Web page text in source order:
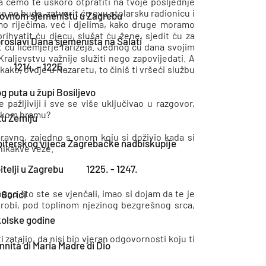
sjemeništu u Zagrebu
Dana sjemeništa na Šalati
1214. - 1225.
puta u župi Bosiljevo
Zemlju
vijeća Zagrebačke nadbiskupije
u Zagrebu 1225. - 1247.
godine
di Maria Madre di Dio
ne bude, zatvorit ću ovu stolarsku radionicu i
riječima, već i djelima, kako druge moramo
ću djecu, slušat ću žene, sjedit ću za
licemjerje farizeja. Jednog ću dana svojim
važnije služiti nego zapovijedati. A
ovdje u Nazaretu, to činiš ti vršeći službu
pažljiviji i sve se više uključivao u razgovor,
hramu?
zajedno s onom koju si doživio kada si
veze.
što ste se vjenčali, imao si dojam da te je
pod toplinom njezinog bezgrešnog srca,
zatajio, da nisi bio vjeran odgovornosti koju ti